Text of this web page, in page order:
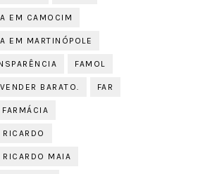
EM CAMOCIM
EM MARTINÓPOLE
FAMOL
BARATO. FAR
FARMÁCIA
RICARDO MAIA